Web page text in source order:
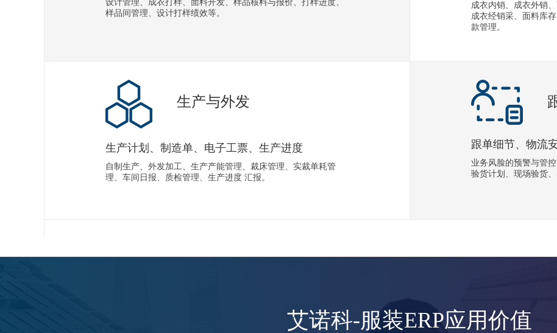
设计管理、成衣打样、面料开发、样品核料与报价、打样进度、
样品间管理、设计打样绩效等。
成衣内销、成衣外销
成衣经销采、面料库
款管理。
生产与外发
生产计划、制造单、电子工票、生产进度
自制生产、外发加工、生产产能管理、裁床管理、实裁单耗管
理、车间日报、质检管理、生产进度 汇报。
跟单细节、物流
业务风脸的预警与管
验货计划、现场验货
艾诺科-服装ERP应用价值